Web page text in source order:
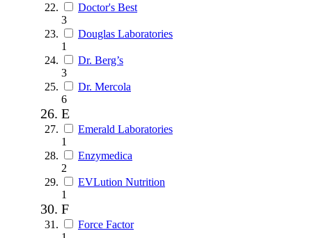
Doctor's Best
3
Douglas Laboratories
1
Dr. Berg’s
3
Dr. Mercola
6
E
Emerald Laboratories
1
Enzymedica
2
EVLution Nutrition
1
F
Force Factor